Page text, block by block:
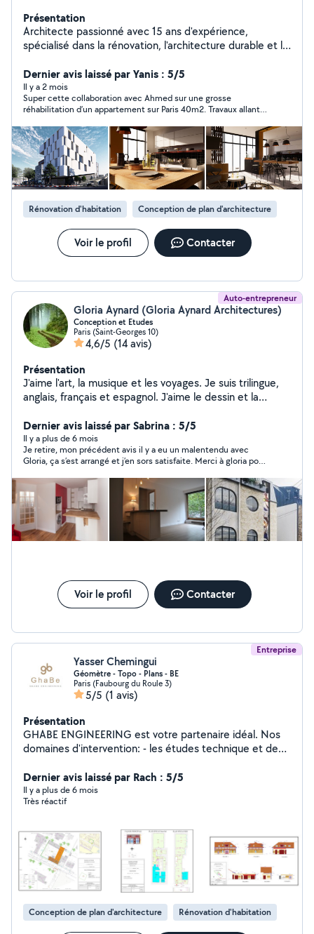
Présentation
Architecte passionné avec 15 ans d'expérience,
spécialisé dans la rénovation, l'architecture durable et le
en espaces uniques et fonctionnels.
Dernier avis laissé par Yanis : 5/5
Il y a 2 mois
Super cette collaboration avec Ahmed sur une grosse
réhabilitation d’un appartement sur Paris 40m2. Travaux allant
décoration . Ahmed est passé plusieurs fois sur site pour voir
l’avancement et reprendre le sous traitant sur les non
conformité Super travail je recommande vraiment
Rénovation d'habitation Conception de plan d'architecture
Voir le profil Contacter
Auto-entrepreneur
Gloria Aynard (Gloria Aynard Architectures)
Conception et Etudes
Paris (Saint-Georges 10)
4,6/5 (14 avis)
Présentation
J'aime l'art, la musique et les voyages. Je suis trilingue,
anglais, français et espagnol. J'aime le dessin et la
Dernier avis laissé par Sabrina : 5/5
Il y a plus de 6 mois
Je retire, mon précédent avis il y a eu un malentendu avec
Gloria, ça s’est arrangé et j’en sors satisfaite. Merci à gloria pour
Voir le profil Contacter
Entreprise
Yasser Chemingui
Géomètre - Topo - Plans - BE
Paris (Faubourg du Roule 3)
5/5 (1 avis)
Présentation
GHABE ENGINEERING est votre partenaire idéal. Nos
domaines d'intervention: - les études technique et de
Maitrise d'œuvre et suivie des chantier - Les relevé
topographiques - Les relevés d'architecture - la
production des plans - Les relevés des intérieurs et
toitures - La production de tous types de plans 2d/3d :
plan de masse, plan topo, plan d'intérieur, plan des
façades, plan de coupes, plan des toitures... - La
production des maquette 3d
Dernier avis laissé par Rach : 5/5
Il y a plus de 6 mois
Très réactif
Conception de plan d'architecture Rénovation d'habitation